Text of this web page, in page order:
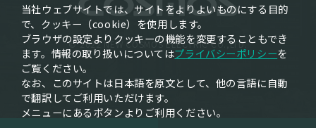
© 2022 NEW COSMOS ELECTRIC CO.,LTD.
当社ウェブサイトでは、サイトをよりよいものにする目的
で、クッキー（cookie）を使用します。
ブラウザの設定よりクッキーの機能を変更することもでき
ます。情報の取り扱いについてはプライバシーポリシーを
ご覧ください。
なお、このサイトは日本語を原文として、他の言語に自動
で翻訳してご利用いただけます。
メニューにあるボタンよりご利用ください。